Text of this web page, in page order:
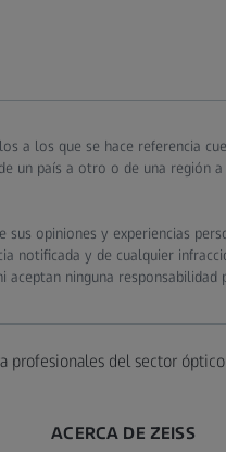
a los que se hace referencia
un país a otro o de una
opiniones y experiencias
notificada y de cualquier
ninguna
profesionales del sector óptico
ACERCA DE ZEISS